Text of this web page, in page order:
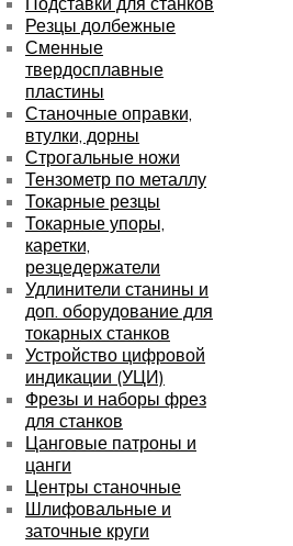
Резцы долбежные
Сменные
твердосплавные
пластины
Станочные оправки,
втулки, дорны
Строгальные ножи
Тензометр по металлу
Токарные резцы
Токарные упоры,
каретки,
резцедержатели
Удлинители станины и
доп. оборудование для
токарных станков
Устройство цифровой
индикации (УЦИ)
Фрезы и наборы фрез
для станков
Цанговые патроны и
цанги
Центры станочные
Шлифовальные и
заточные круги